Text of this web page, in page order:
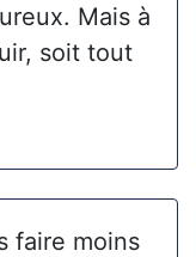
Mais à
soit tout
faire moins